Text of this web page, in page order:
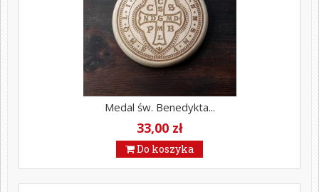
Medal św. Benedykta...
33,00 zł
Do koszyka